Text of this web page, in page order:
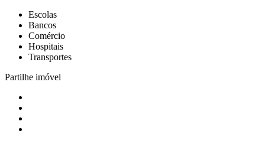
Escolas
Bancos
Comércio
Hospitais
Transportes
Partilhe imóvel